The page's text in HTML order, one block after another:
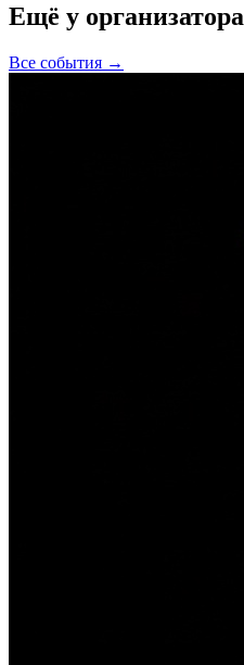
Ещё у организатора
Все события →